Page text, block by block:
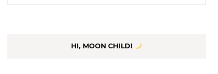
HI, MOON CHILD!